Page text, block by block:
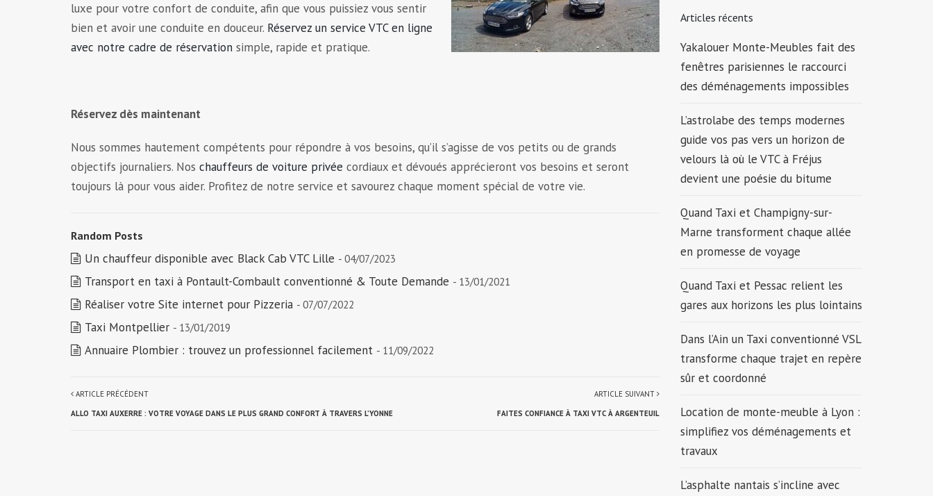
luxe pour votre confort de conduite, afin que vous puissiez vous sentir
bien et avoir une conduite en douceur. Réservez un service VTC en ligne
avec notre cadre de réservation simple, rapide et pratique.
Réservez dès maintenant
Nous sommes hautement compétents pour répondre à vos besoins, qu’il s’agisse de vos petits ou de grands
objectifs journaliers. Nos chauffeurs de voiture privée cordiaux et dévoués apprécieront vos besoins et seront
toujours là pour vous aider. Profitez de notre service et savourez chaque moment spécial de votre vie.
Random Posts
Un chauffeur disponible avec Black Cab VTC Lille - 04/07/2023
Transport en taxi à Pontault-Combault conventionné & Toute Demande - 13/01/2021
Réaliser votre Site internet pour Pizzeria - 07/07/2022
Taxi Montpellier - 13/01/2019
Annuaire Plombier : trouvez un professionnel facilement - 11/09/2022
ARTICLE PRÉCÉDENT
ALLO TAXI AUXERRE : VOTRE VOYAGE DANS LE PLUS GRAND CONFORT À TRAVERS L’YONNE
ARTICLE SUIVANT
FAITES CONFIANCE À TAXI VTC À ARGENTEUIL
Articles récents
Yakalouer Monte-Meubles fait des
fenêtres parisiennes le raccourci
des déménagements impossibles
L’astrolabe des temps modernes
guide vos pas vers un horizon de
velours là où le VTC à Fréjus
devient une poésie du bitume
Quand Taxi et Champigny-sur-
Marne transforment chaque allée
en promesse de voyage
Quand Taxi et Pessac relient les
gares aux horizons les plus lointains
Dans l’Ain un Taxi conventionné VSL
transforme chaque trajet en repère
sûr et coordonné
Location de monte-meuble à Lyon :
simplifiez vos déménagements et
travaux
L’asphalte nantais s’incline avec